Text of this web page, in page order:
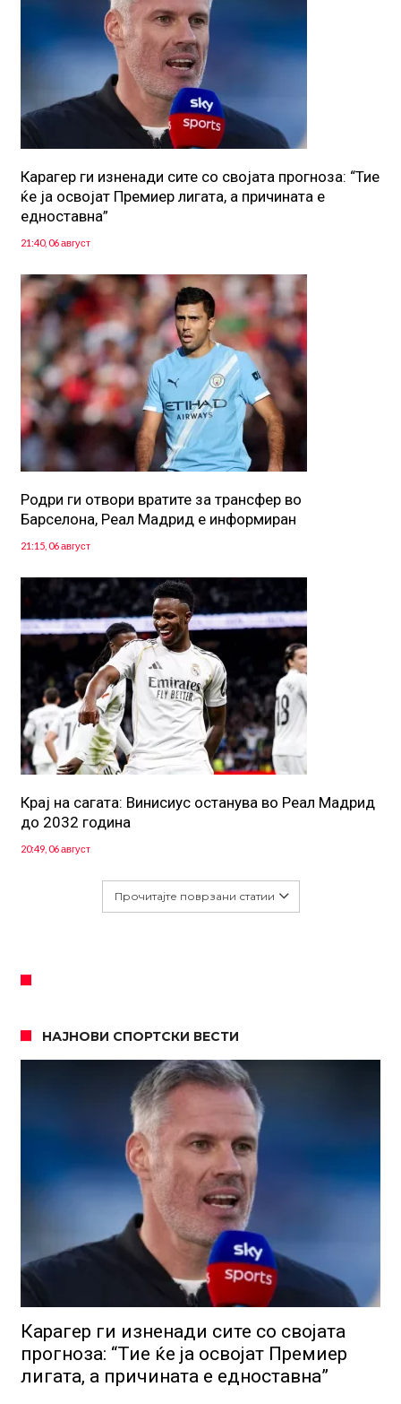
Карагер ги изненади сите со својата прогноза: “Тие
ќе ја освојат Премиер лигата, а причината е
едноставна”
21:40, 06 август
Родри ги отвори вратите за трансфер во
Барселона, Реал Мадрид е информиран
21:15, 06 август
Крај на сагата: Винисиус останува во Реал Мадрид
до 2032 година
20:49, 06 август
Прочитајте поврзани статии
НАЈНОВИ СПОРТСКИ ВЕСТИ
Карагер ги изненади сите со својата
прогноза: “Тие ќе ја освојат Премиер
лигата, а причината е едноставна”